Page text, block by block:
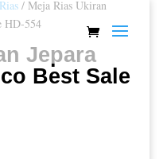
/ Meja Rias Ukiran
HD-554
Jepara
Best Sale